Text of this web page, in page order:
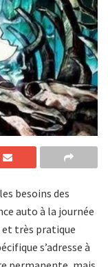
besoins des
auto à la journée
très pratique
s’adresse à